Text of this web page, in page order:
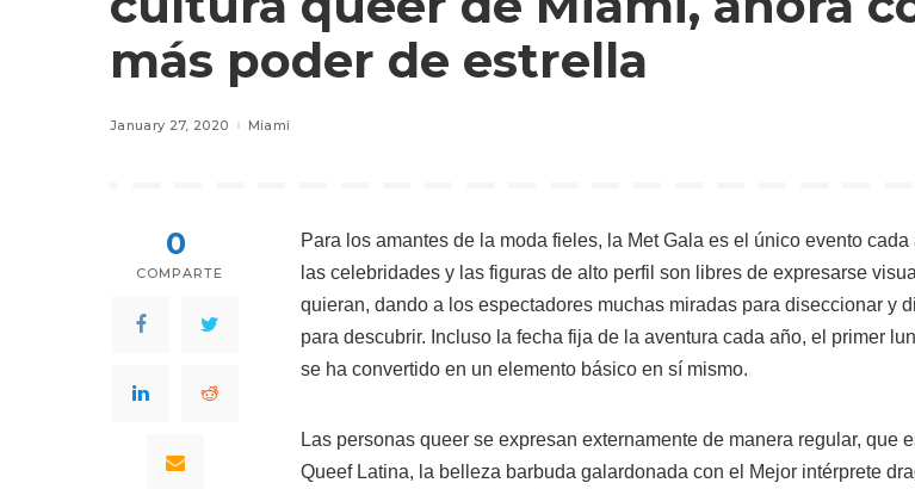
más poder de estrella
January 27, 2020 Miami
0
COMPARTE
Para los amantes de la moda fieles, la Met Gala es el único evento
las celebridades y las figuras de alto perfil son libres de expresarse
quieran, dando a los espectadores muchas miradas para diseccionar y
para descubrir. Incluso la fecha fija de la aventura cada año, el primer
se ha convertido en un elemento básico en sí mismo.
Las personas queer se expresan externamente de manera regular, que
Queef Latina, la belleza barbuda galardonada con el Mejor intérprete